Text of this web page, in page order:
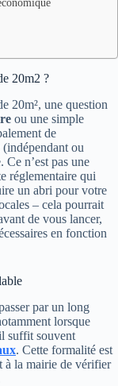
20m2 ?
20m², une question
ou une simple
de
ou
Ce n’est pas une
réglementaire qui
un abri pour votre
– cela pourrait
de vous lancer,
en fonction
par un long
lorsque
suffit souvent
. Cette formalité est
à la mairie de vérifier